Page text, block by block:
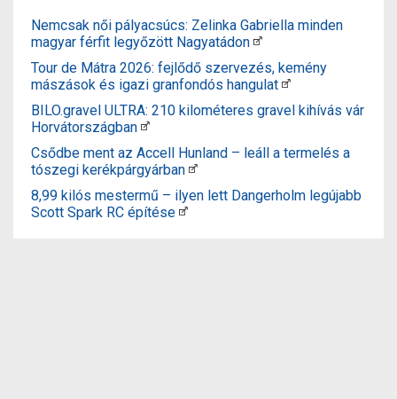
Nemcsak női pályacsúcs: Zelinka Gabriella minden
magyar férfit legyőzött Nagyatádon
Tour de Mátra 2026: fejlődő szervezés, kemény
mászások és igazi granfondós hangulat
BILO.gravel ULTRA: 210 kilométeres gravel kihívás vár
Horvátországban
Csődbe ment az Accell Hunland – leáll a termelés a
tószegi kerékpárgyárban
8,99 kilós mestermű – ilyen lett Dangerholm legújabb
Scott Spark RC építése